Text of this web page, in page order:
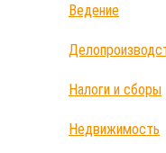
Ведение
Налоги и сборы
Недвижимость